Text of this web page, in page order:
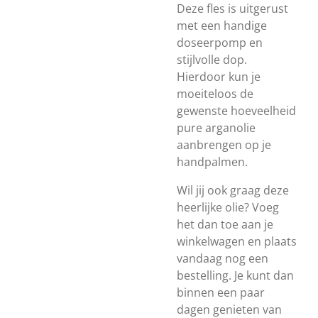
Deze fles is uitgerust
met een handige
doseerpomp en
stijlvolle dop.
Hierdoor kun je
moeiteloos de
gewenste hoeveelheid
pure arganolie
aanbrengen op je
handpalmen.
Wil jij ook graag deze
heerlijke olie? Voeg
het dan toe aan je
winkelwagen en plaats
vandaag nog een
bestelling. Je kunt dan
binnen een paar
dagen genieten van